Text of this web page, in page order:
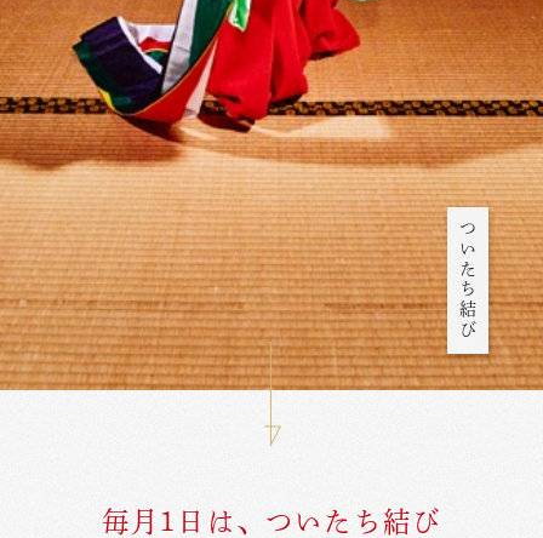
ついたち結び
毎月1日は、ついたち結び